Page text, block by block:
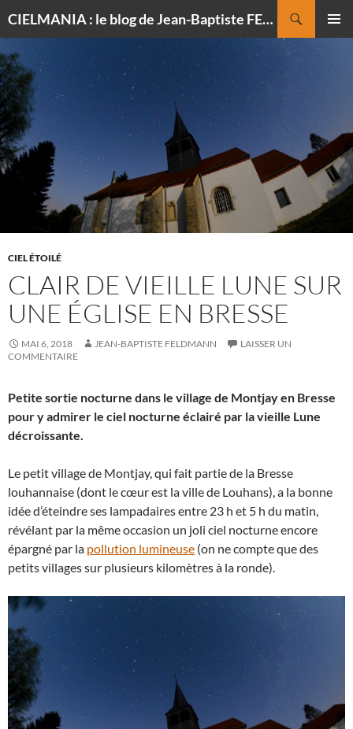
CIELMANIA : le blog de Jean-Baptiste FELDMANN, photographe du ciel
CONTENU
CIEL ÉTOILÉ
CLAIR DE VIEILLE LUNE SUR
UNE ÉGLISE EN BRESSE
MAI 6, 2018 JEAN-BAPTISTE FELDMANN
LAISSER UN
COMMENTAIRE
Petite sortie nocturne dans le village de Montjay en Bresse
pour y admirer le ciel nocturne éclairé par la vieille Lune
décroissante.
Le petit village de Montjay, qui fait partie de la Bresse
louhannaise (dont le cœur est la ville de Louhans), a la bonne
idée d’éteindre ses lampadaires entre 23 h et 5 h du matin,
révélant par la même occasion un joli ciel nocturne encore
épargné par la pollution lumineuse (on ne compte que des
petits villages sur plusieurs kilomètres à la ronde).